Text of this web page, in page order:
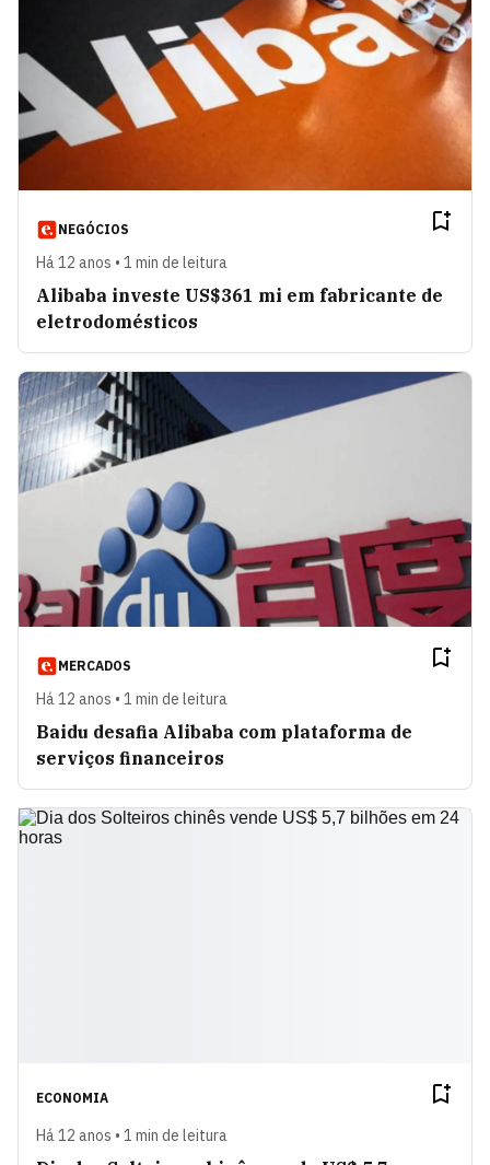
NEGÓCIOS
Há 12 anos • 1 min de leitura
Alibaba investe US$361 mi em fabricante de
eletrodomésticos
MERCADOS
Há 12 anos • 1 min de leitura
Baidu desafia Alibaba com plataforma de
serviços financeiros
ECONOMIA
Há 12 anos • 1 min de leitura